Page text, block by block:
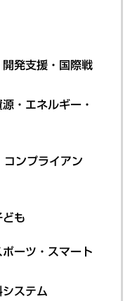
発支援・国際戦
・エネルギー・
コンプライアン
も
ーツ・スマート
ステム